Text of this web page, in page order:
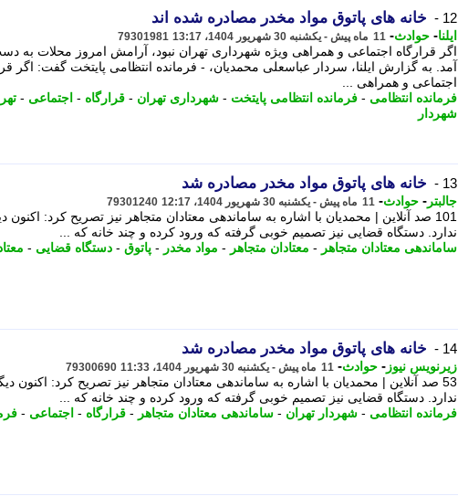
12 - خانه های پاتوق مواد مخدر مصادره شده اند
ایلنا- حوادث- 11 ماه پیش - یکشنبه 30 شهریور 1404، 13:17 79301981
اگر قرارگاه اجتماعی و همراهی ویژه شهرداری تهران نبود، آرامش امروز محلات به
آمد. به گزارش ایلنا، سردار عباسعلی محمدیان، - فرمانده انتظامی پایتخت گفت: اگر
اجتماعی و همراهی ...
فرمانده انتظامی - فرمانده انتظامی پایتخت - شهرداری تهران - قرارگاه - اجتماعی -
شهردار
13 - خانه های پاتوق مواد مخدر مصادره شد
جالبتر - حوادث- 11 ماه پیش - یکشنبه 30 شهریور 1404، 12:17 79301240
101 صد آنلاین | محمدیان با اشاره به ساماندهی معتادان متجاهر نیز تصریح کرد: اکنون
ندارد. دستگاه قضایی نیز تصمیم خوبی گرفته که ورود کرده و چند خانه که ...
ساماندهی معتادان متجاهر - معتادان متجاهر - مواد مخدر - پاتوق - دستگاه قضایی -
14 - خانه های پاتوق مواد مخدر مصادره شد
زیرنویس نیوز - حوادث- 11 ماه پیش - یکشنبه 30 شهریور 1404، 11:33 79300690
53 صد آنلاین | محمدیان با اشاره به ساماندهی معتادان متجاهر نیز تصریح کرد: اکنون
ندارد. دستگاه قضایی نیز تصمیم خوبی گرفته که ورود کرده و چند خانه که ...
فرمانده انتظامی - شهردار تهران - ساماندهی معتادان متجاهر - قرارگاه - اجتماعی -